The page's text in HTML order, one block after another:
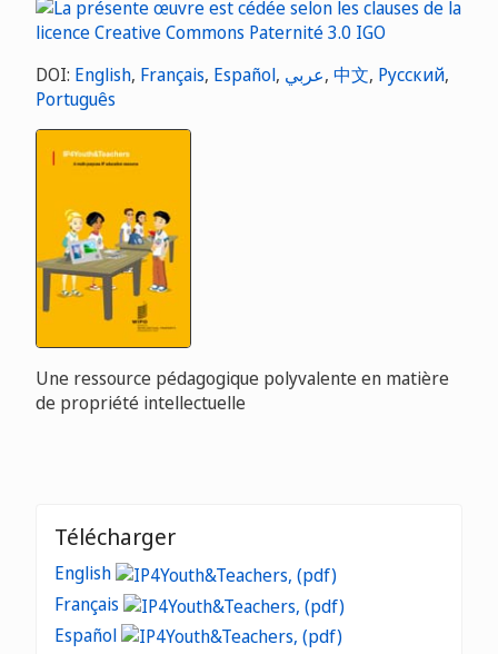
DOI: English, Français, Español, عربي, 中文, Русский,
Português
Une ressource pédagogique polyvalente en matière
de propriété intellectuelle
Télécharger
English
Français
Español